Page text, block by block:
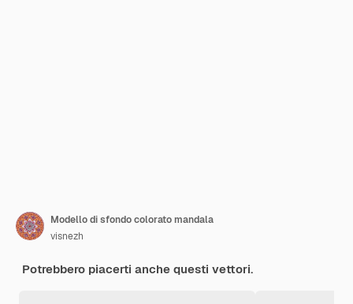
Modello di sfondo colorato mandala
visnezh
Potrebbero piacerti anche questi vettori.